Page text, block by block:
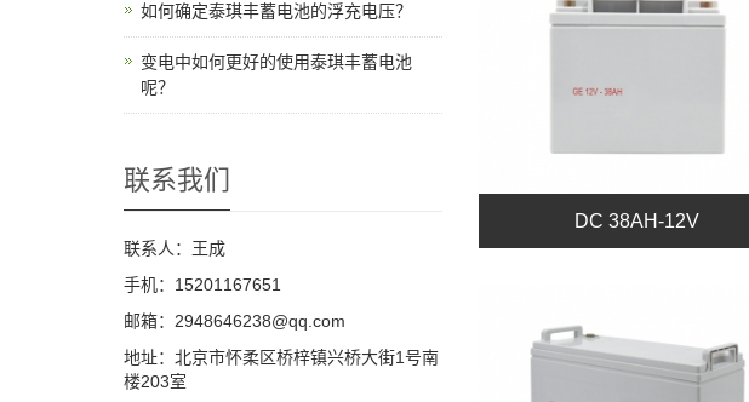
DC 38AH-12V
如何确定泰琪丰蓄电池的浮充电压？
变电中如何更好的使用泰琪丰蓄电池
呢？
联系我们
联系人：王成
手机：15201167651
邮箱：2948646238@qq.com
地址：北京市怀柔区桥梓镇兴桥大街1号南
楼203室